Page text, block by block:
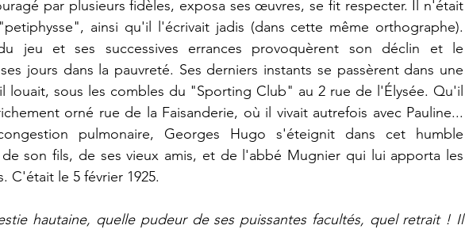
par plusieurs fidèles, exposa ses œuvres, se fit respecter. Il n'était
ainsi qu'il l'écrivait jadis (dans cette même orthographe).
jeu et ses successives errances provoquèrent son déclin et le
jours dans la pauvreté. Ses derniers instants se passèrent dans une
louait, sous les combles du "Sporting Club" au 2 rue de l'Élysée. Qu'il
orné rue de la Faisanderie, où il vivait autrefois avec Pauline...
pulmonaire, Georges Hugo s'éteignit dans cet humble
son fils, de ses vieux amis, et de l'abbé Mugnier qui lui apporta les
C'était le 5 février 1925.
hautaine, quelle pudeur de ses puissantes facultés, quel retrait ! Il